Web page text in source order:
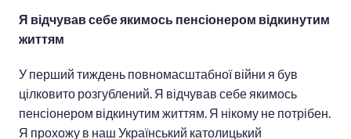
Я відчував себе якимось пенсіонером відкинутим
життям
У перший тиждень повномасштабної війни я був
цілковито розгублений. Я відчував себе якимось
пенсіонером відкинутим життям. Я нікому не потрібен.
Я прохожу в наш Український католицький